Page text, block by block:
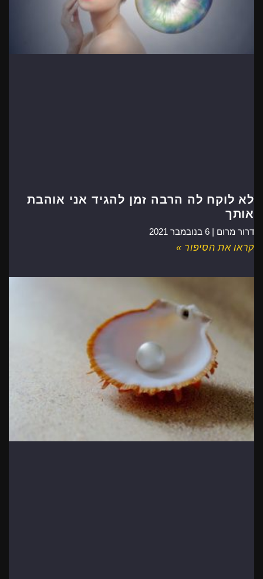
לא לוקח לה הרבה זמן להגיד אני אוהבת
אותך
דרור מרום | 6 בנובמבר 2021
קראו את הסיפור »